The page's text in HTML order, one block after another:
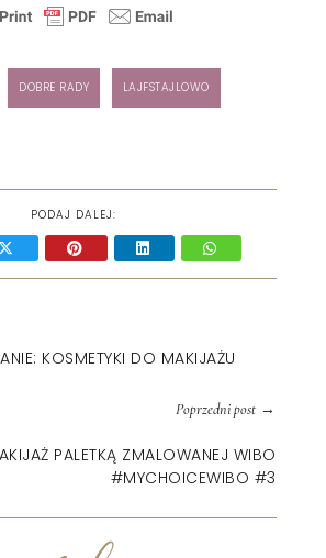
DOBRE RADY LAJFSTAJLOWO
PODAJ DALEJ:
KOSMETYKI DO MAKIJAŻU
Poprzedni post→
PALETKĄ ZMALOWANEJ WIBO
#MYCHOICEWIBO #3